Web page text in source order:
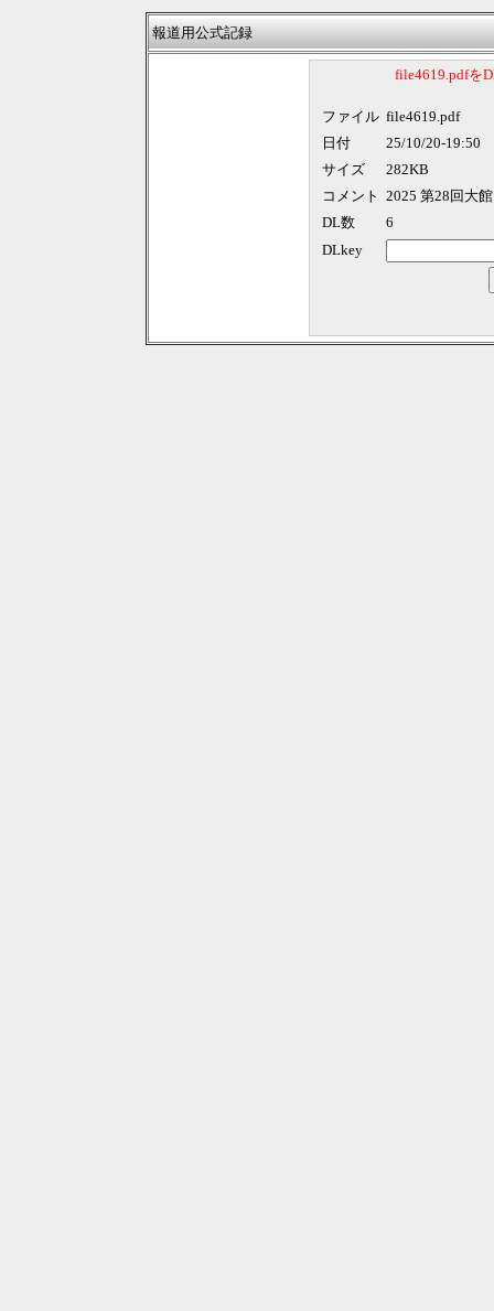
報道用公式記録
file4619.pdfを
ファイル file4619.pdf
日付
25/10/20-19:50
サイズ
282KB
コメント 2025 第28回大
DL数
6
DLkey